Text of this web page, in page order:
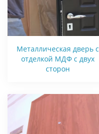
Металлическая дверь с
отделкой МДФ с двух
сторон